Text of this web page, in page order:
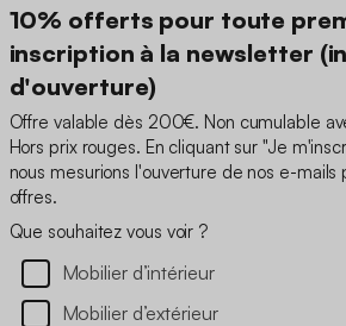
10% offerts pour toute
inscription à la newsletter
d'ouverture)
Offre valable dès 200€. Non cumulable
Hors prix rouges. En cliquant sur "Je
nous mesurions l'ouverture de nos e-mails
offres.
Que souhaitez vous voir ?
Mobilier d’intérieur
Mobilier d’extérieur